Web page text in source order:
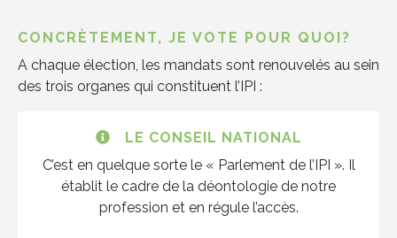
CONCRÈTEMENT, JE VOTE POUR QUOI?
A chaque élection, les mandats sont renouvelés au sein
des trois organes qui constituent l’IPI :
LE CONSEIL NATIONAL
C’est en quelque sorte le « Parlement de l’IPI ». Il
établit le cadre de la déontologie de notre
profession et en régule l’accès.